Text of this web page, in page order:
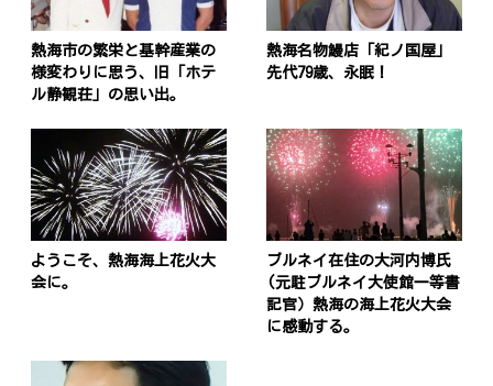
熱海市の繁栄と基幹産業の
様変わりに思う、旧「ホテ
ル静観荘」の思い出。
熱海名物鰻店「紀ノ国屋」
先代79歳、永眠！
ようこそ、熱海海上花火大
会に。
ブルネイ在住の大河内博氏
(元駐ブルネイ大使館一等書
記官）熱海の海上花火大会
に感動する。